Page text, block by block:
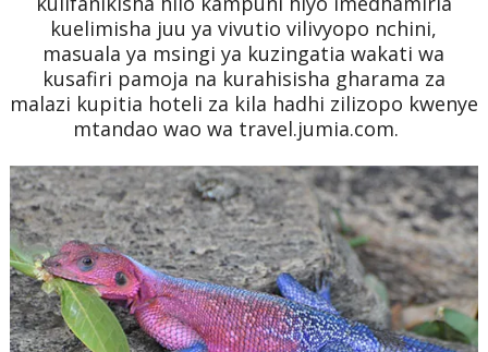
kuelimisha juu ya vivutio vilivyopo nchini,
masuala ya msingi ya kuzingatia wakati wa
kusafiri pamoja na kurahisisha gharama za
malazi kupitia hoteli za kila hadhi zilizopo kwenye
mtandao wao wa travel.jumia.com.